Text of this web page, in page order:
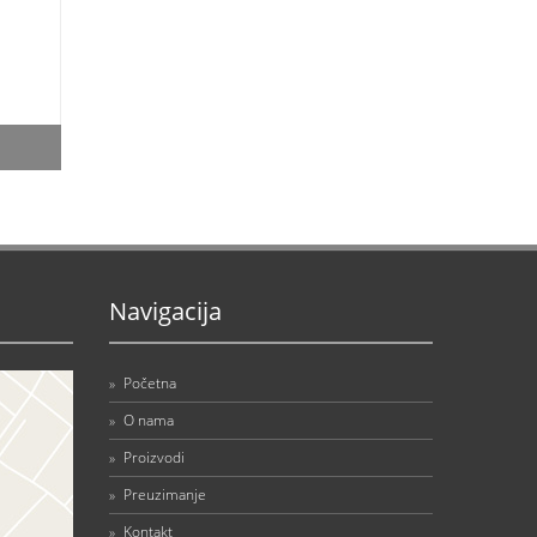
Navigacija
» Početna
» O nama
» Proizvodi
» Preuzimanje
» Kontakt